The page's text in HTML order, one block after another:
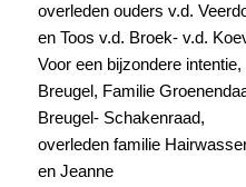
overleden ouders v.d.
en Toos v.d. Broek- v.d.
Voor een bijzondere
Breugel, Familie
Breugel- Schakenraad,
overleden familie
en Jeanne